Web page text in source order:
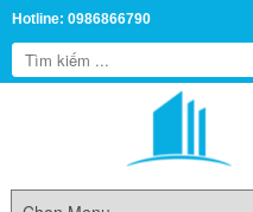
Hotline: 0986866790